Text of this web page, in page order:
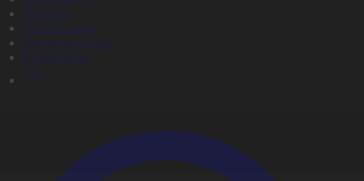
Жобалар
Телехикаялар
Мультсериалдар
Видеоархив